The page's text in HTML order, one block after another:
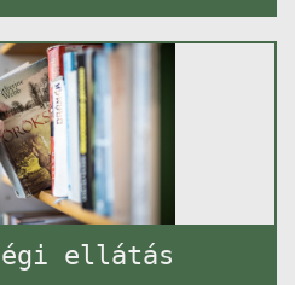
ellátás